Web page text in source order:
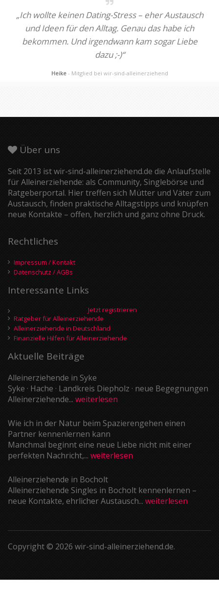
„Ich wollte keinen Dating-Stress – eher Austausch
und Ideen für den Alltag. Genau das habe ich
bekommen. Und irgendwann kam sogar Liebe
dazu ;-)“
Heike - Mitglied bei wir-sind-alleinerziehend
Über uns
Seit 2013 ist wir-sind-alleinerziehend.de die Anlaufstelle
für Alleinerziehende: als Community, Singlebörse und
Ratgeberportal. Hier treffen sich Mütter und Väter zum
Austausch, finden praktische Alltagstipps und knüpfen
neue Kontakte – offen, herzlich und ganz ohne Druck.
Rechtliches
Impressum / Kontakt
Datenschutz / AGBs
Interessante Links
Jetzt registrieren
Ratgeber für Alleinerziehende
Alleinerziehende in Deutschland
Finanzielle Hilfen für Alleinerziehende
Aktuelle Beiträge
Alleinerziehende in Syke
Syke · Hache · Landkreis Diepholz · neue Begegnungen
Alleinerziehende... weiterlesen
Wie ich in der Natur beim Spazierengehen einen
Partner kennenlernen kann
Manchmal beginnt eine neue Liebe nicht mit einer
perfekten Nachricht,... weiterlesen
Alleinerziehende in Bocholt
Alleinerziehende Singles in Bocholt kennenlernen –
neue Kontakte, ehrlicher Austausch... weiterlesen
Copyright © 2026 wir-sind-alleinerziehend.de.